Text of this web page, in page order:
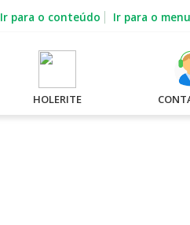
Ir para o conteúdo Ir para o menu
HOLERITE